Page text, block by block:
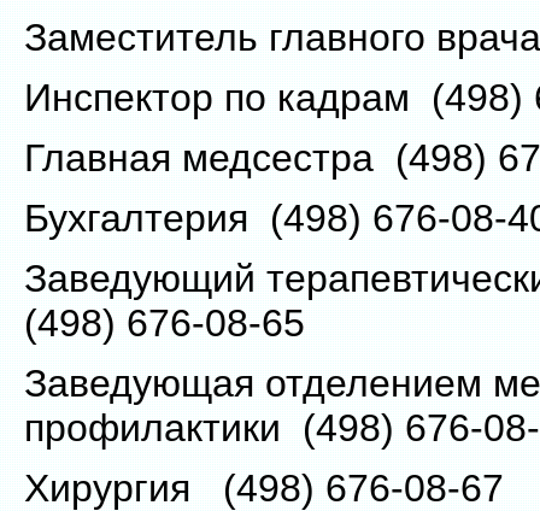
Заместитель главного
Инспектор по кадрам (498)
Главная медсестра (498)
Бухгалтерия (498) 676-08-
Заведующий
(498) 676-08-65
Заведующая отделением
профилактики (498) 676-
Хирургия (498) 676-08-67